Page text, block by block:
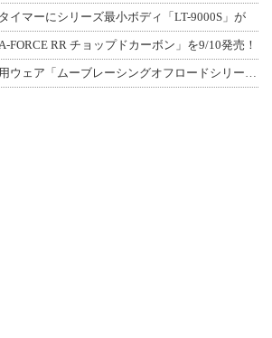
イマーにシリーズ最小ボディ「LT-9000S」が
FORCE RR チョップドカーボン」を9/10発売！
クシタニのモトクロス用ウェア「ムーブレーシングオフロードシリーズ」3アイテムが登